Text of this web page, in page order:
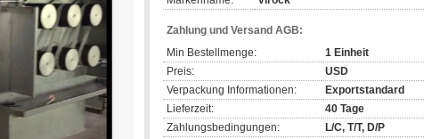
Zahlung und Versand AGB:
Min Bestellmenge:
1 Einheit
Preis:
USD
Verpackung Informationen:
Exportstandard
Lieferzeit:
40 Tage
Zahlungsbedingungen:
L/C, T/T, D/P